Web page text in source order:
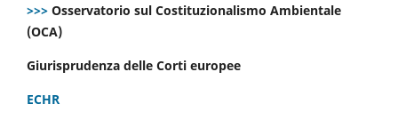
>>> Osservatorio sul Costituzionalismo Ambientale
(OCA)
Giurisprudenza delle Corti europee
ECHR